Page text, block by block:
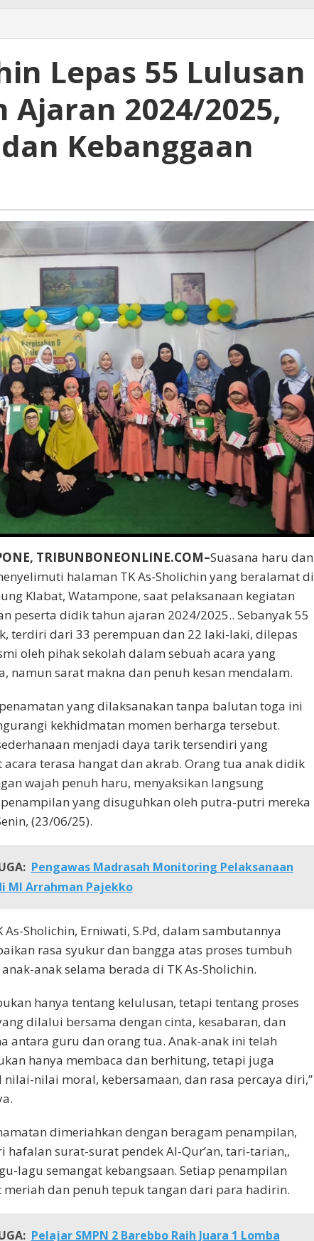
Lepas 55 Lulusan
Ajaran 2024/2025,
Kebanggaan
TRIBUNBONEONLINE.COM–Suasana haru dan
halaman TK As-Sholichin yang beralamat di
Klabat, Watampone, saat pelaksanaan kegiatan
peserta didik tahun ajaran 2024/2025.. Sebanyak 55
terdiri dari 33 perempuan dan 22 laki-laki, dilepas
oleh pihak sekolah dalam sebuah acara yang
namun sarat makna dan penuh kesan mendalam.
yang dilaksanakan tanpa balutan toga ini
kekhidmatan momen berharga tersebut.
menjadi daya tarik tersendiri yang
terasa hangat dan akrab. Orang tua anak didik
wajah penuh haru, menyaksikan langsung
yang disuguhkan oleh putra-putri mereka
(23/06/25).
Pengawas Madrasah Monitoring Pelaksanaan
MI Arrahman Pajekko
As-Sholichin, Erniwati, S.Pd, dalam sambutannya
rasa syukur dan bangga atas proses tumbuh
anak selama berada di TK As-Sholichin.
hanya tentang kelulusan, tetapi tentang proses
dilalui bersama dengan cinta, kesabaran, dan
antara guru dan orang tua. Anak-anak ini telah
hanya membaca dan berhitung, tetapi juga
nilai-nilai moral, kebersamaan, dan rasa percaya diri,”
dimeriahkan dengan beragam penampilan,
hafalan surat-surat pendek Al-Qur’an, tari-tarian,,
lagu semangat kebangsaan. Setiap penampilan
dan penuh tepuk tangan dari para hadirin.
Pelajar SMPN 2 Barebbo Raih Juara 1 Lomba